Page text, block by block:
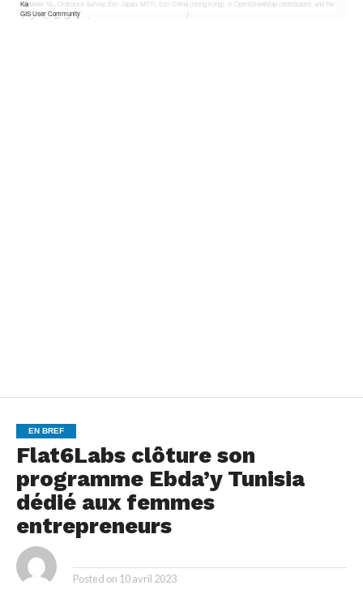
EN BREF
Flat6Labs clôture son
programme Ebda’y Tunisia
dédié aux femmes
entrepreneurs
Posted on 10 avril 2023